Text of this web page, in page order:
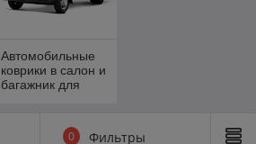
Автомобильные
коврики в салон и
багажник для
0 Фильтры